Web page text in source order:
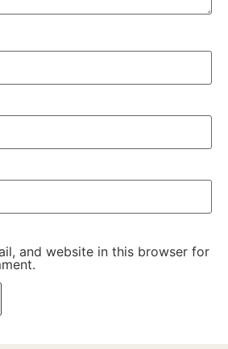
and website in this browser for